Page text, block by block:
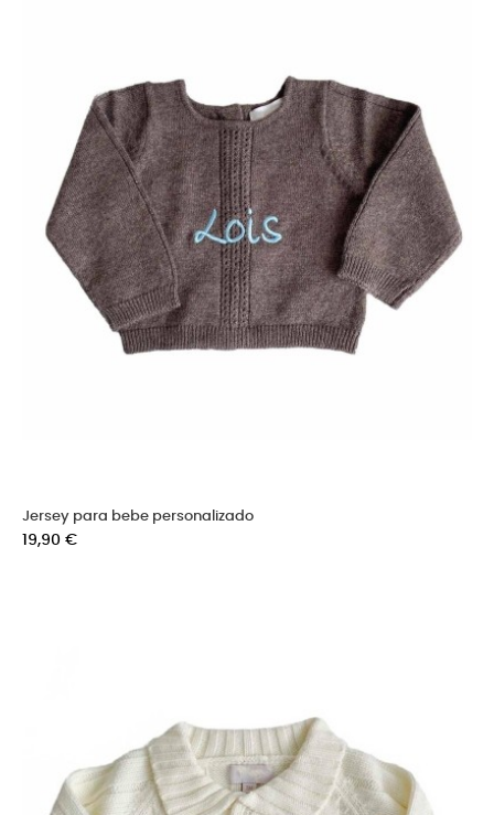
Jersey para bebe personalizado
Precio
19,90 €